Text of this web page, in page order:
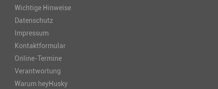
Wichtige Hinweise
Datenschutz
Impressum
Kontaktformular
Online-Termine
Verantwortung
Warum heyHusky